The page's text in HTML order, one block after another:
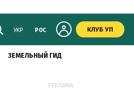
УКР РОС КЛУБ УП
ЗЕМЕЛЬНЫЙ ГИД
РЕКЛАМА: